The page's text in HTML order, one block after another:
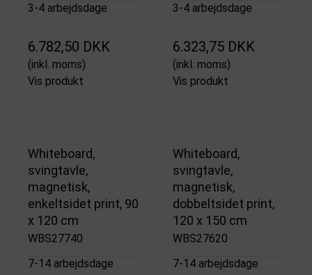
3-4 arbejdsdage
6.782,50 DKK
(inkl. moms)
Vis produkt
3-4 arbejdsdage
6.323,75 DKK
(inkl. moms)
Vis produkt
Whiteboard,
svingtavle,
magnetisk,
enkeltsidet print, 90
x 120 cm
WBS27740
7-14 arbejdsdage
Whiteboard,
svingtavle,
magnetisk,
dobbeltsidet print,
120 x 150 cm
WBS27620
7-14 arbejdsdage